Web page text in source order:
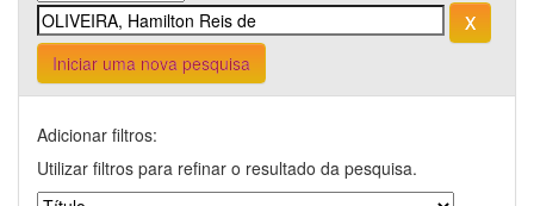
Iniciar uma nova pesquisa
Adicionar filtros:
Utilizar filtros para refinar o resultado da pesquisa.